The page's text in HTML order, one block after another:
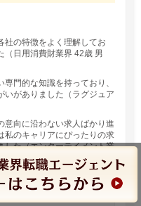
社の特徴をよく理解してお
（日用消費財業界 42歳 男
門的な知識を持っており、
いがありました（ラグジュア
意向に沿わない求人ばかり進
私のキャリアにぴったりの求
した（エンターテイメント業